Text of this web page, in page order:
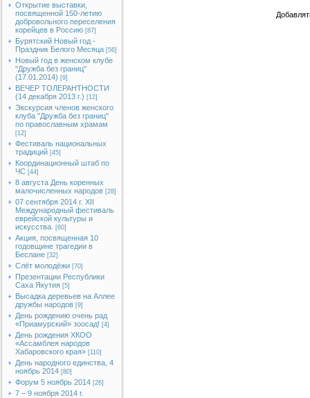
Открытие выставки,
посвященной 150-летию
добровольного переселения
корейцев в Россию [87]
Бурятский Новый год -
Праздник Белого Месяца [56]
Новый год в женском клубе
"Дружба без границ"
(17.01.2014) [9]
ВЕЧЕР ТОЛЕРАНТНОСТИ
(14 декабря 2013 г.) [12]
Экскурсия членов женского
клуба "Дружба без границ"
по православным храмам
[12]
Фестиваль национальных
традиций [45]
Координационный штаб по
ЧС [44]
8 августа День коренных
малочисленных народов [28]
07 сентября 2014 г. XII
Международный фестиваль
еврейской культуры и
искусства.
[60]
Акция, посвященная 10
годовщине трагедии в
Беслане [32]
Слёт молодёжи [70]
Презентации Республики
Саха Якутия [5]
Высадка деревьев на Аллее
дружбы народов [9]
День рождению очень рад
«Приамурский» зоосад! [4]
День рождения ХКОО
«Ассамблея народов
Хабаровского края» [110]
День народного единства, 4
ноябрь 2014 [80]
Форум 5 ноябрь 2014 [26]
7 – 9 ноября 2014 г.